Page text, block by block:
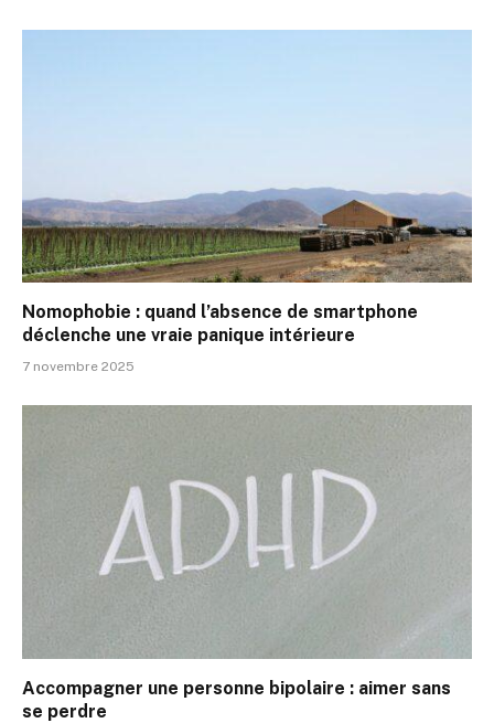
Nomophobie : quand l’absence de smartphone
déclenche une vraie panique intérieure
7 novembre 2025
Accompagner une personne bipolaire : aimer sans
se perdre